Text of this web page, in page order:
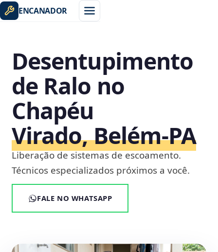
ENCANADOR
Desentupimento
de Ralo no
Chapéu
Virado, Belém‑PA
Liberação de sistemas de escoamento.
Técnicos especializados próximos a você.
FALE NO WHATSAPP